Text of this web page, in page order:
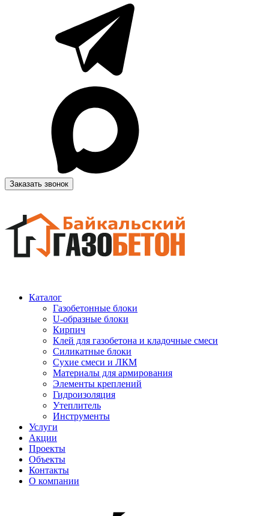
Заказать звонок
Каталог
Газобетонные блоки
U-образные блоки
Кирпич
Клей для газобетона и кладочные смеси
Силикатные блоки
Сухие смеси и ЛКМ
Материалы для армирования
Элементы креплений
Гидроизоляция
Утеплитель
Инструменты
Услуги
Акции
Проекты
Объекты
Контакты
О компании